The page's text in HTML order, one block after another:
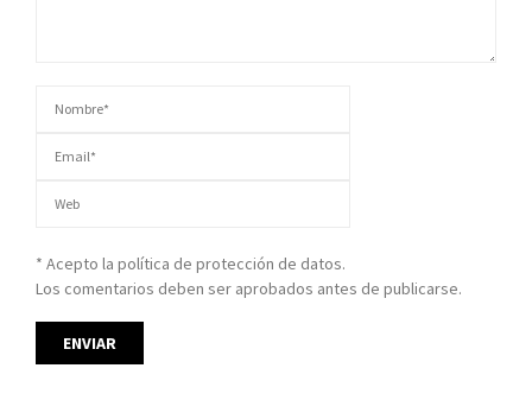
* Acepto la política de protección de datos.
Los comentarios deben ser aprobados antes de publicarse.